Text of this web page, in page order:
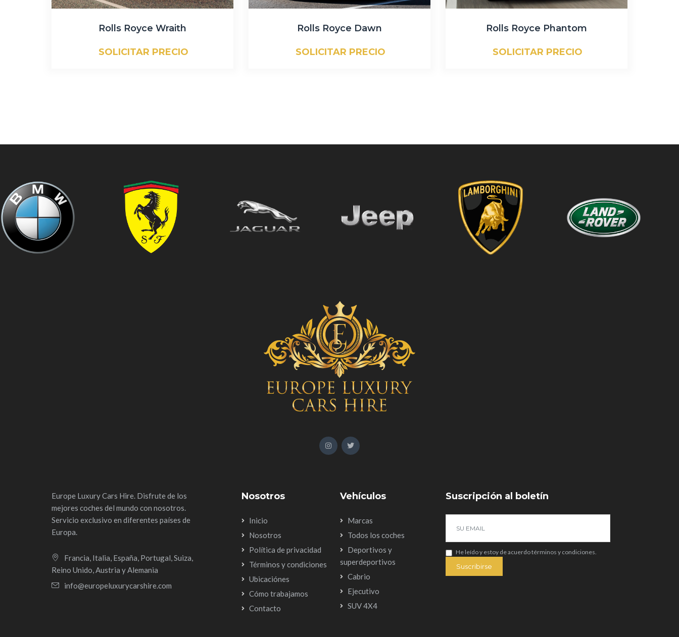
Rolls Royce Wraith
SOLICITAR PRECIO
Rolls Royce Dawn
SOLICITAR PRECIO
Rolls Royce Phantom
SOLICITAR PRECIO
Europe Luxury Cars Hire. Disfrute de los
mejores coches del mundo con nosotros.
Servicio exclusivo en diferentes países de
Europa.
Francia, Italia, España, Portugal, Suiza,
Reino Unido, Austria y Alemania
info@europeluxurycarshire.com
Nosotros
Inicio
Nosotros
Política de privacidad
Términos y condiciones
Ubicaciónes
Cómo trabajamos
Contacto
Vehículos
Marcas
Todos los coches
Deportivos y
superdeportivos
Cabrio
Ejecutivo
SUV 4X4
Suscripción al boletín
He leído y estoy de acuerdotérminos y condiciones.
Suscribirse